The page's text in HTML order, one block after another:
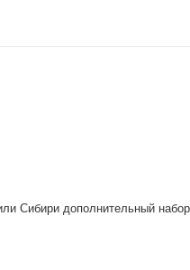
Сибири дополнительный